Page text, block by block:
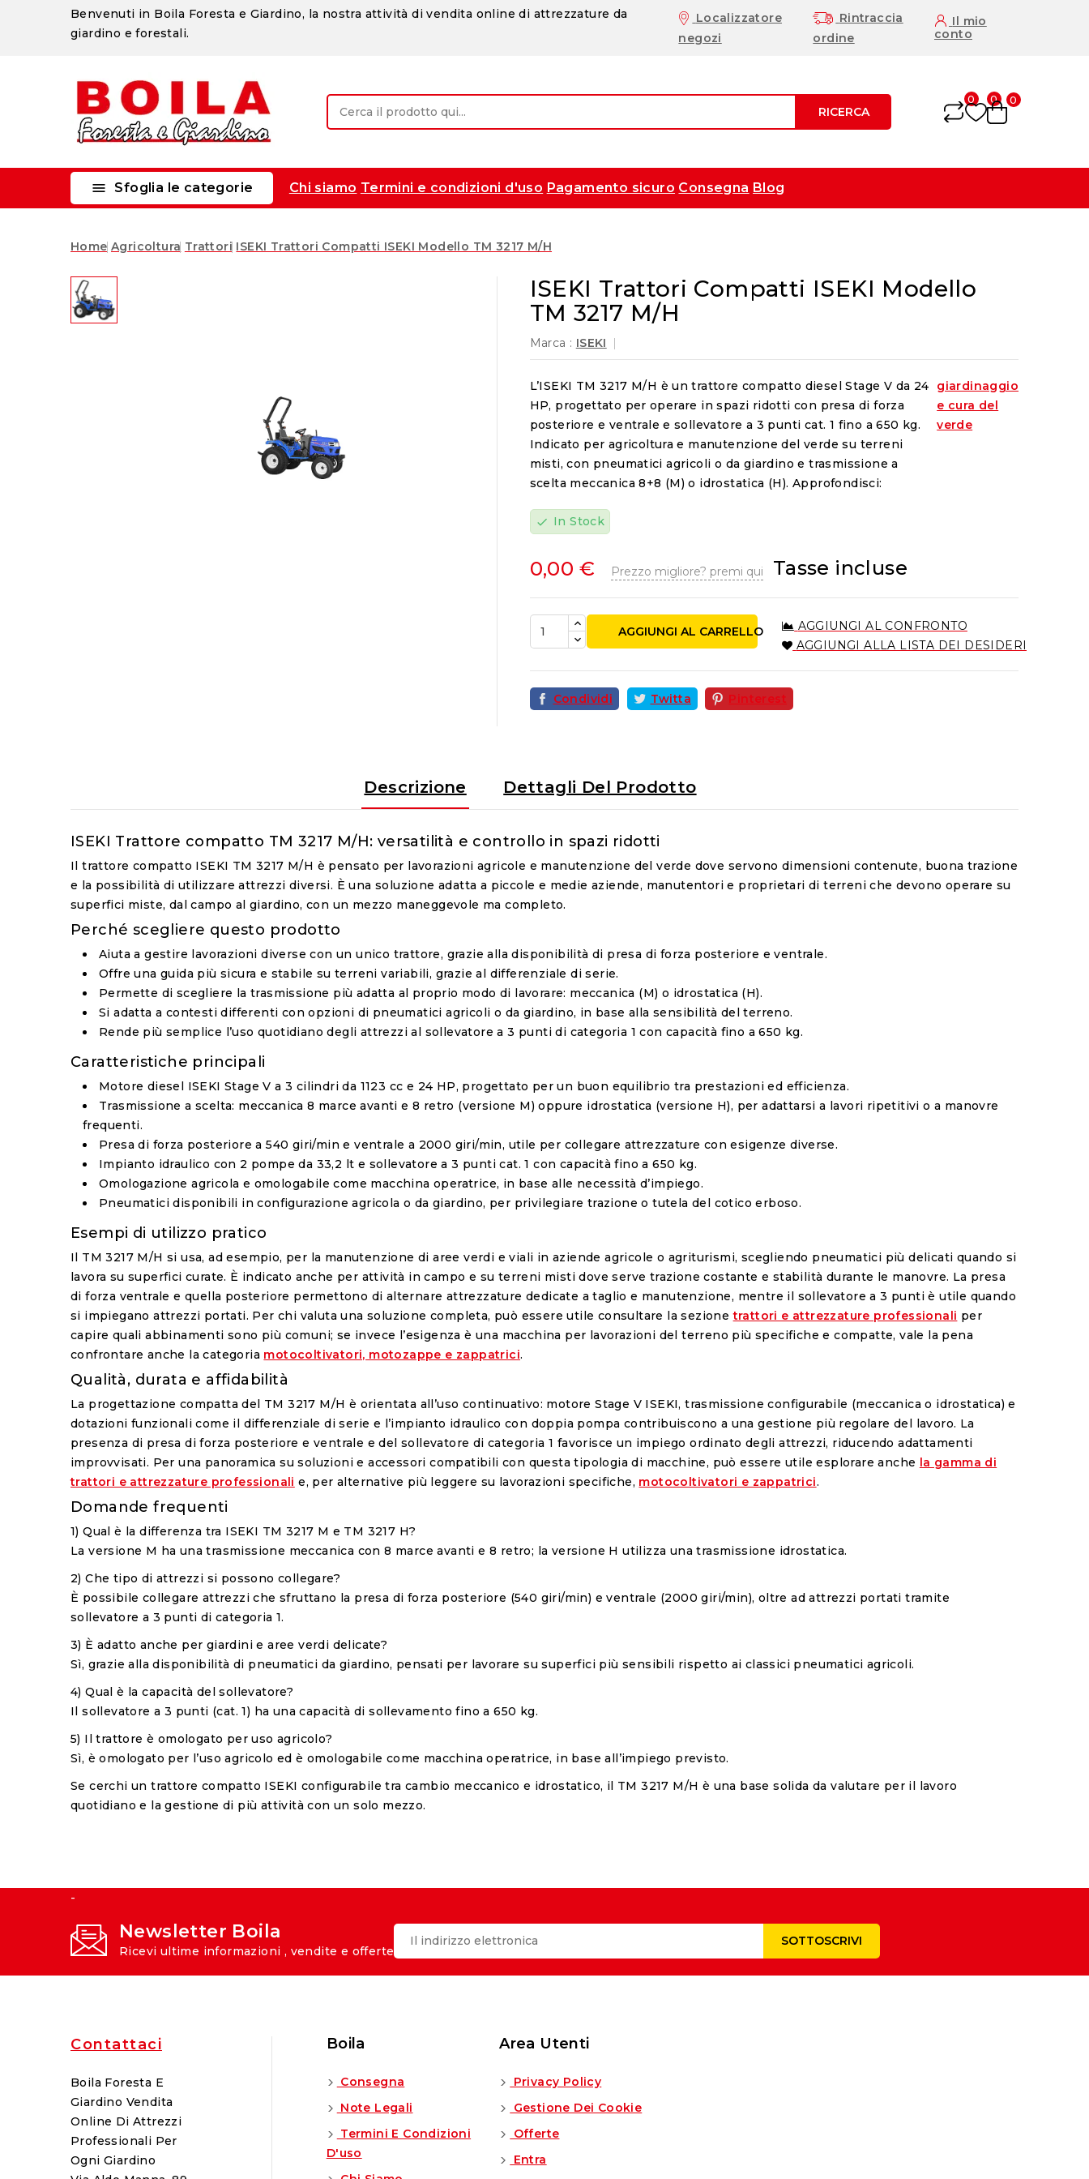
Benvenuti in Boila Foresta e Giardino, la nostra attività di vendita online di attrezzature da
giardino e forestali.
Localizzatore
negozi
Rintraccia
ordine
Il mio
conto
RICERCA
0 0 0
 Sfoglia le categorie Chi siamo Termini e condizioni d'uso Pagamento sicuro Consegna Blog
Home Agricoltura Trattori ISEKI Trattori Compatti ISEKI Modello TM 3217 M/H
ISEKI Trattori Compatti ISEKI Modello
TM 3217 M/H
Marca : ISEKI
L’ISEKI TM 3217 M/H è un trattore compatto diesel Stage V da 24
HP, progettato per operare in spazi ridotti con presa di forza
posteriore e ventrale e sollevatore a 3 punti cat. 1 fino a 650 kg.
Indicato per agricoltura e manutenzione del verde su terreni
misti, con pneumatici agricoli o da giardino e trasmissione a
scelta meccanica 8+8 (M) o idrostatica (H). Approfondisci:
giardinaggio
e cura del
verde
check In Stock
0,00 € Prezzo migliore? premi qui Tasse incluse
AGGIUNGI AL CARRELLO
AGGIUNGI AL CONFRONTO
AGGIUNGI ALLA LISTA DEI DESIDERI
Condividi Twitta Pinterest
Descrizione Dettagli Del Prodotto
ISEKI Trattore compatto TM 3217 M/H: versatilità e controllo in spazi ridotti
Il trattore compatto ISEKI TM 3217 M/H è pensato per lavorazioni agricole e manutenzione del verde dove servono dimensioni contenute, buona trazione
e la possibilità di utilizzare attrezzi diversi. È una soluzione adatta a piccole e medie aziende, manutentori e proprietari di terreni che devono operare su
superfici miste, dal campo al giardino, con un mezzo maneggevole ma completo.
Perché scegliere questo prodotto
Aiuta a gestire lavorazioni diverse con un unico trattore, grazie alla disponibilità di presa di forza posteriore e ventrale.
Offre una guida più sicura e stabile su terreni variabili, grazie al differenziale di serie.
Permette di scegliere la trasmissione più adatta al proprio modo di lavorare: meccanica (M) o idrostatica (H).
Si adatta a contesti differenti con opzioni di pneumatici agricoli o da giardino, in base alla sensibilità del terreno.
Rende più semplice l’uso quotidiano degli attrezzi al sollevatore a 3 punti di categoria 1 con capacità fino a 650 kg.
Caratteristiche principali
Motore diesel ISEKI Stage V a 3 cilindri da 1123 cc e 24 HP, progettato per un buon equilibrio tra prestazioni ed efficienza.
Trasmissione a scelta: meccanica 8 marce avanti e 8 retro (versione M) oppure idrostatica (versione H), per adattarsi a lavori ripetitivi o a manovre
frequenti.
Presa di forza posteriore a 540 giri/min e ventrale a 2000 giri/min, utile per collegare attrezzature con esigenze diverse.
Impianto idraulico con 2 pompe da 33,2 lt e sollevatore a 3 punti cat. 1 con capacità fino a 650 kg.
Omologazione agricola e omologabile come macchina operatrice, in base alle necessità d’impiego.
Pneumatici disponibili in configurazione agricola o da giardino, per privilegiare trazione o tutela del cotico erboso.
Esempi di utilizzo pratico
Il TM 3217 M/H si usa, ad esempio, per la manutenzione di aree verdi e viali in aziende agricole o agriturismi, scegliendo pneumatici più delicati quando si
lavora su superfici curate. È indicato anche per attività in campo e su terreni misti dove serve trazione costante e stabilità durante le manovre. La presa
di forza ventrale e quella posteriore permettono di alternare attrezzature dedicate a taglio e manutenzione, mentre il sollevatore a 3 punti è utile quando
si impiegano attrezzi portati. Per chi valuta una soluzione completa, può essere utile consultare la sezionetrattori e attrezzature professionali per
capire quali abbinamenti sono più comuni; se invece l’esigenza è una macchina per lavorazioni del terreno più specifiche e compatte, vale la pena
confrontare anche la categoria motocoltivatori, motozappe e zappatrici.
Qualità, durata e affidabilità
La progettazione compatta del TM 3217 M/H è orientata all’uso continuativo: motore Stage V ISEKI, trasmissione configurabile (meccanica o idrostatica) e
dotazioni funzionali come il differenziale di serie e l’impianto idraulico con doppia pompa contribuiscono a una gestione più regolare del lavoro. La
presenza di presa di forza posteriore e ventrale e del sollevatore di categoria 1 favorisce un impiego ordinato degli attrezzi, riducendo adattamenti
improvvisati. Per una panoramica su soluzioni e accessori compatibili con questa tipologia di macchine, può essere utile esplorare anche la gamma di
trattori e attrezzature professionali e, per alternative più leggere su lavorazioni specifiche, motocoltivatori e zappatrici.
Domande frequenti
1) Qual è la differenza tra ISEKI TM 3217 M e TM 3217 H?
La versione M ha una trasmissione meccanica con 8 marce avanti e 8 retro; la versione H utilizza una trasmissione idrostatica.
2) Che tipo di attrezzi si possono collegare?
È possibile collegare attrezzi che sfruttano la presa di forza posteriore (540 giri/min) e ventrale (2000 giri/min), oltre ad attrezzi portati tramite
sollevatore a 3 punti di categoria 1.
3) È adatto anche per giardini e aree verdi delicate?
Sì, grazie alla disponibilità di pneumatici da giardino, pensati per lavorare su superfici più sensibili rispetto ai classici pneumatici agricoli.
4) Qual è la capacità del sollevatore?
Il sollevatore a 3 punti (cat. 1) ha una capacità di sollevamento fino a 650 kg.
5) Il trattore è omologato per uso agricolo?
Sì, è omologato per l’uso agricolo ed è omologabile come macchina operatrice, in base all’impiego previsto.
Se cerchi un trattore compatto ISEKI configurabile tra cambio meccanico e idrostatico, il TM 3217 M/H è una base solida da valutare per il lavoro
quotidiano e la gestione di più attività con un solo mezzo.
-
Newsletter Boila
Ricevi ultime informazioni , vendite e offerte
Contattaci
Boila Foresta E
Giardino Vendita
Online Di Attrezzi
Professionali Per
Ogni Giardino
Boila
Consegna
Note Legali
Termini E Condizioni
D'uso
Area Utenti
Privacy Policy
Gestione Dei Cookie
Offerte
Entra